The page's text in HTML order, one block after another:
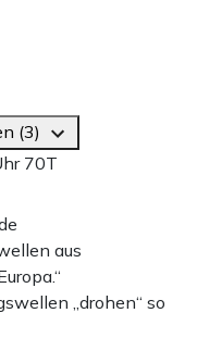
(3)
70T
aus
„drohen“ so